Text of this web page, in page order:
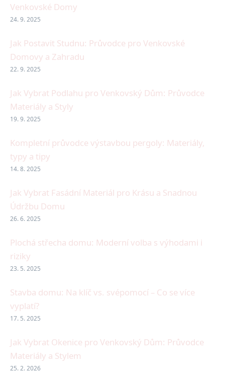
Venkovské Domy
24. 9. 2025
Jak Postavit Studnu: Průvodce pro Venkovské
Domovy a Zahradu
22. 9. 2025
Jak Vybrat Podlahu pro Venkovský Dům: Průvodce
Materiály a Styly
19. 9. 2025
Kompletní průvodce výstavbou pergoly: Materiály,
typy a tipy
14. 8. 2025
Jak Vybrat Fasádní Materiál pro Krásu a Snadnou
Údržbu Domu
26. 6. 2025
Plochá střecha domu: Moderní volba s výhodami i
riziky
23. 5. 2025
Stavba domu: Na klíč vs. svépomocí – Co se více
vyplatí?
17. 5. 2025
Jak Vybrat Okenice pro Venkovský Dům: Průvodce
Materiály a Stylem
25. 2. 2026